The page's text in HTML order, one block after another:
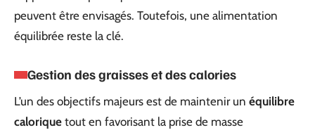
peuvent être envisagés. Toutefois, une alimentation
équilibrée reste la clé.
Gestion des graisses et des calories
L’un des objectifs majeurs est de maintenir un équilibre
calorique tout en favorisant la prise de masse